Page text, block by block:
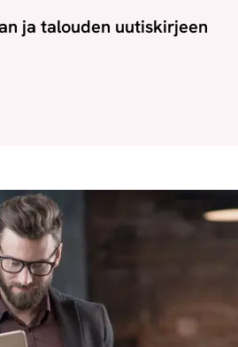
ja talouden uutiskirjeen